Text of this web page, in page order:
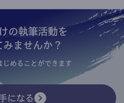
の執筆活動を
みませんか？
じめることができます
になる